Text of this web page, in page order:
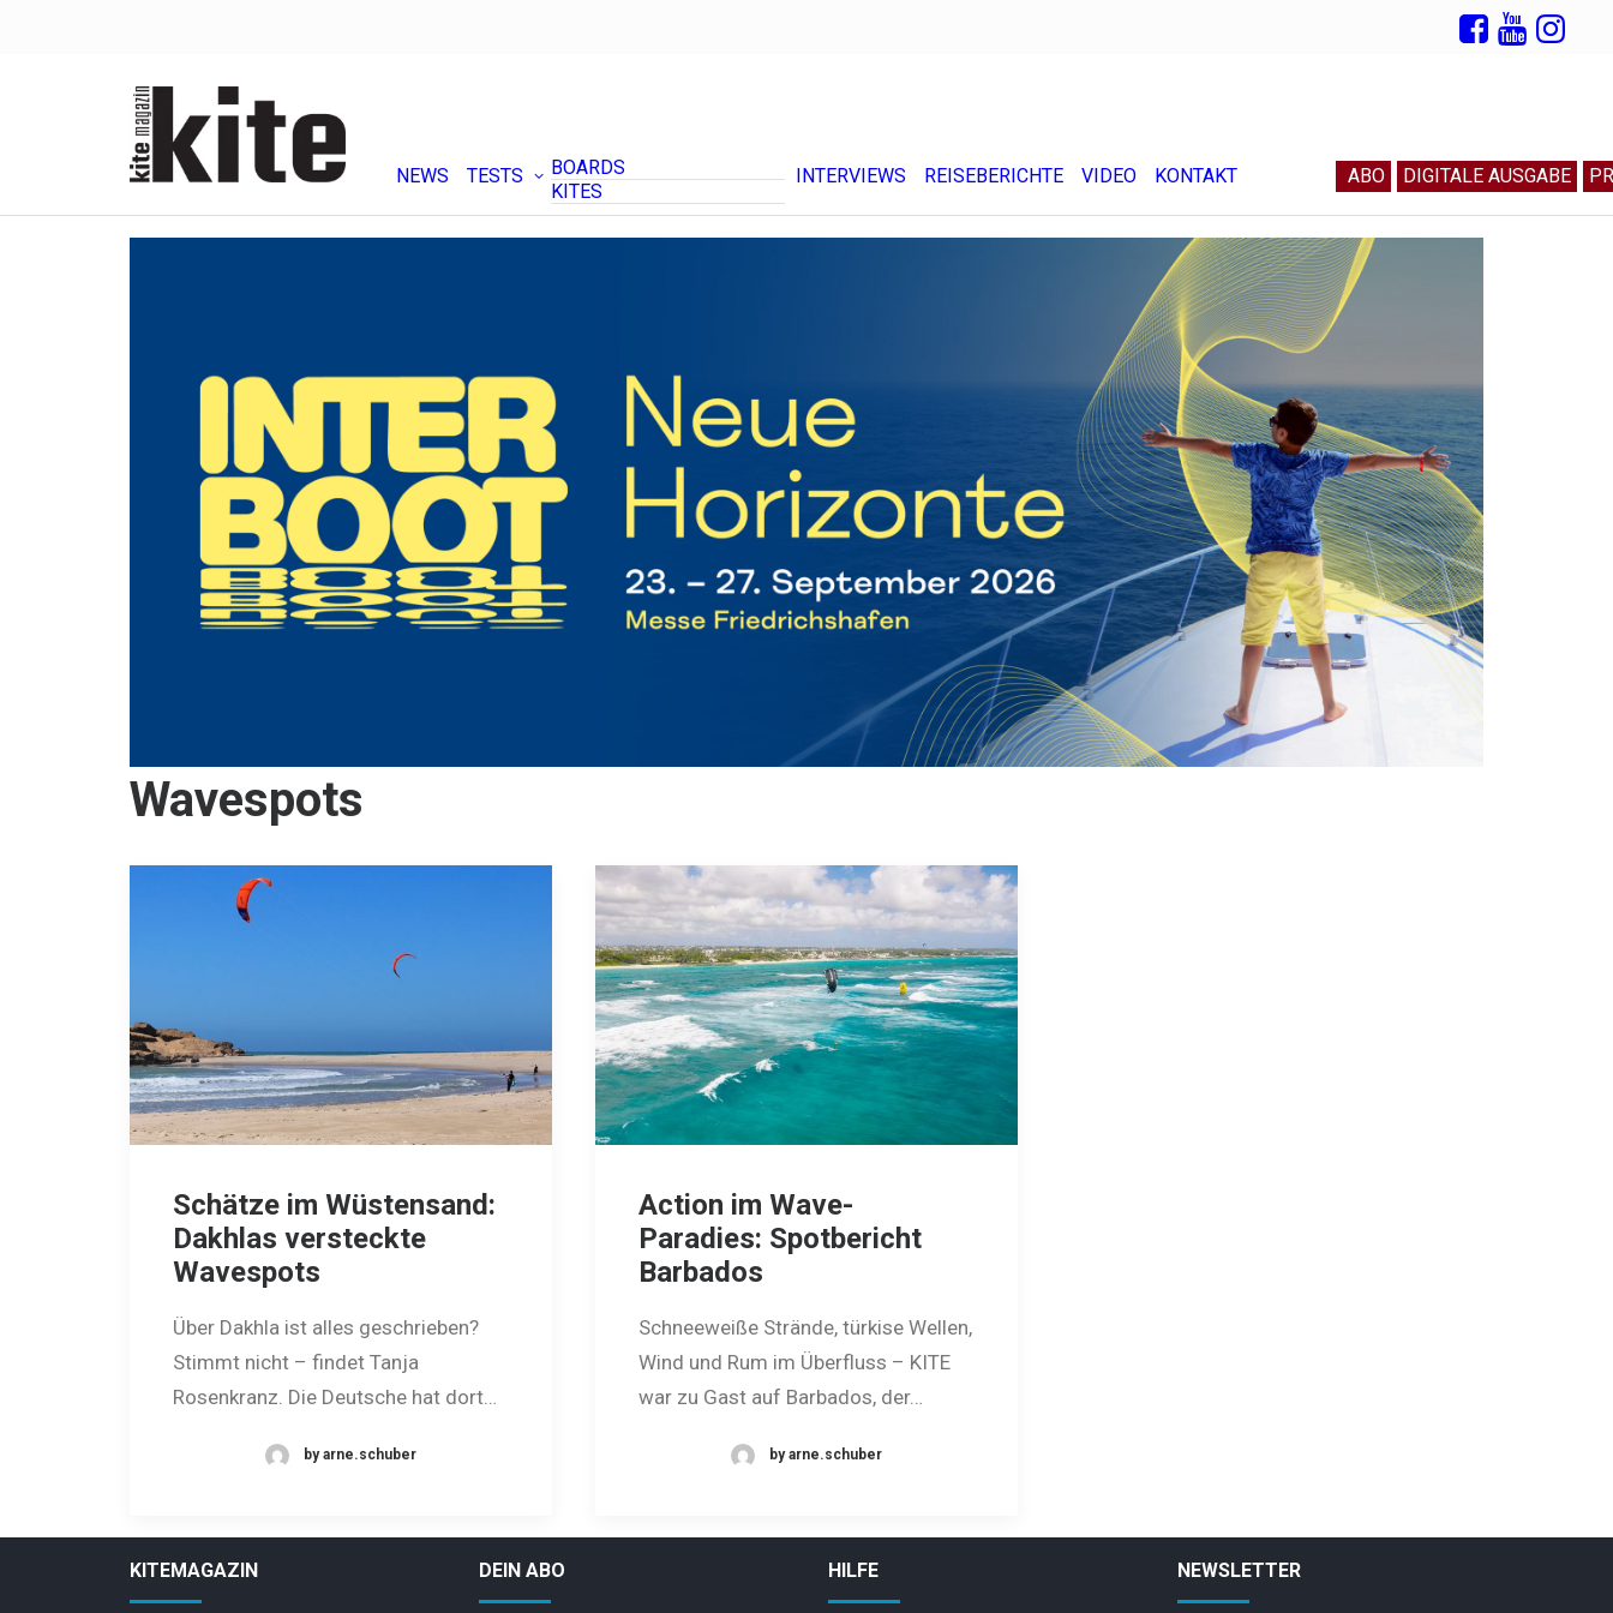
NEWS TESTS
BOARDS
KITES
INTERVIEWS REISEBERICHTE VIDEO KONTAKT ABO DIGITALE AUSGABE
Wavespots
Schätze im Wüstensand:
Dakhlas versteckte
Wavespots
Über Dakhla ist alles geschrieben?
Stimmt nicht – findet Tanja
Rosenkranz. Die Deutsche hat dort…
by arne.schuber
Action im Wave-
Paradies: Spotbericht
Barbados
Schneeweiße Strände, türkise Wellen,
Wind und Rum im Überfluss – KITE
war zu Gast auf Barbados, der…
by arne.schuber
KITEMAGAZIN DEIN ABO HILFE NEWSLETTER